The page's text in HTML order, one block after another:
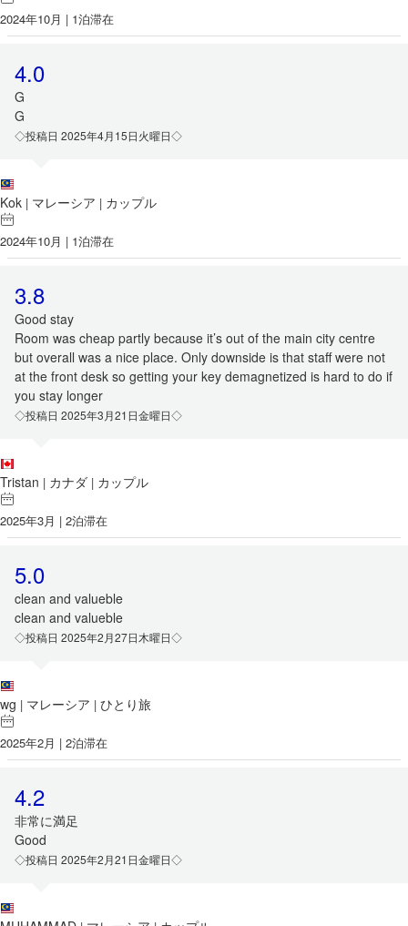
2024年10月 | 1泊滞在
4.0
G
G
◇投稿日 2025年4月15日火曜日◇
Kok | マレーシア | カップル
2024年10月 | 1泊滞在
3.8
Good stay
Room was cheap partly because it’s out of the main city centre
but overall was a nice place. Only downside is that staff were not
at the front desk so getting your key demagnetized is hard to do if
you stay longer
◇投稿日 2025年3月21日金曜日◇
Tristan | カナダ | カップル
2025年3月 | 2泊滞在
5.0
clean and valueble
clean and valueble
◇投稿日 2025年2月27日木曜日◇
wg | マレーシア | ひとり旅
2025年2月 | 2泊滞在
4.2
非常に満足
Good
◇投稿日 2025年2月21日金曜日◇